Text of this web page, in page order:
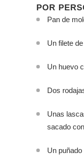
POR
Pan de
Un filete
Un huevo
Dos
Unas
sacado
Un